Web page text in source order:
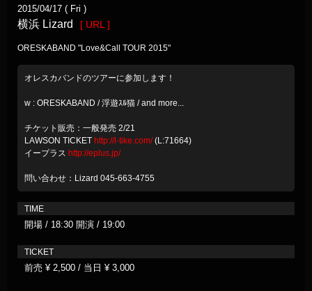
2015/04/17 ( Fri )
横浜 Lizard [ URL ]
ORESKABAND "Love&Call TOUR 2015"
オレスカバンドのツアーに参加します！
w : ORESKABAND / 浮遊ｽﾙ猫 / and more...
チケット販売：一般発売 2/21
LAWSON TICKET http://l-tike.com/(L:71664)
イープラス http://eplus.jp/
問い合わせ：Lizard 045-663-4755
TIME
開場 / 18:30 開演 / 19:00
TICKET
前売 ¥ 2,500 / 当日 ¥ 3,000